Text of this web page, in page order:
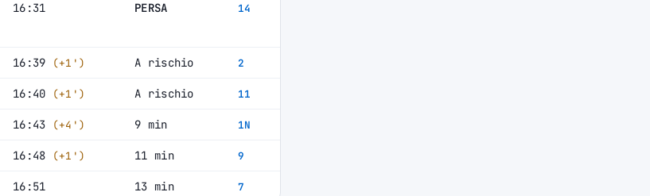
16:31 PERSA 14
16:39 (+1') A rischio 2
16:40 (+1') A rischio 11
16:43 (+4') 9 min 1N
16:48 (+1') 11 min 9
16:51 13 min 7